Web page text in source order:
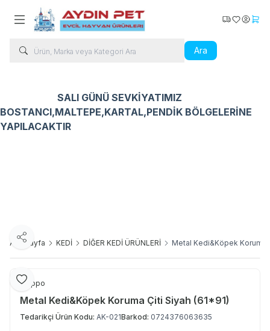
Ara
Kargo Takip
Favorilerim
SALI GÜNÜ SEVKİYATIMIZ
BOSTANCI,MALTEPE,KARTAL,PENDİK BÖLGELERİNE
YAPILACAKTIR
Ana Sayfa KEDİ DİĞER KEDİ ÜRÜNLERİ Metal Kedi&Köpek Koruma
Favoriye Ekle
Paylaş
Shippo
Metal Kedi&Köpek Koruma Çiti Siyah (61*91)
Tedarikçi Ürün Kodu: AK-021Barkod: 0724376063635